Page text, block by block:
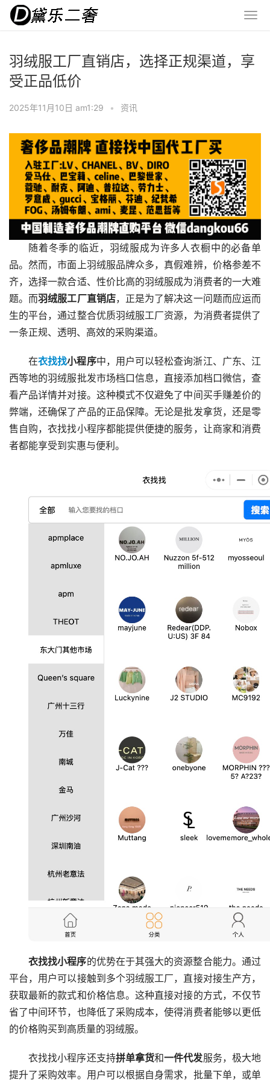
羽绒服工厂直销店，选择正规渠道，享
受正品低价
2025年11月10日 am1:29 • 资讯
随着冬季的临近，羽绒服成为许多人衣橱中的必备单
品。然而，市面上羽绒服品牌众多，真假难辨，价格参差不
齐，选择一款合适、性价比高的羽绒服成为消费者的一大难
题。而羽绒服工厂直销店，正是为了解决这一问题而应运而
生的平台，通过整合优质羽绒服工厂资源，为消费者提供了
一条正规、透明、高效的采购渠道。
在衣找找小程序中，用户可以轻松查询浙江、广东、江
西等地的羽绒服批发市场档口信息，直接添加档口微信，查
看产品详情并对接。这种模式不仅避免了中间买手赚差价的
弊端，还确保了产品的正品保障。无论是批发拿货，还是零
售自购，衣找找小程序都能提供便捷的服务，让商家和消费
者都能享受到实惠与便利。
衣找找小程序的优势在于其强大的资源整合能力。通过
平台，用户可以接触到多个羽绒服工厂，直接对接生产方，
获取最新的款式和价格信息。这种直接对接的方式，不仅节
省了中间环节，也降低了采购成本，使得消费者能够以更低
的价格购买到高质量的羽绒服。
衣找找小程序还支持拼单拿货和一件代发服务，极大地
提升了采购效率。用户可以根据自身需求，批量下单，或单